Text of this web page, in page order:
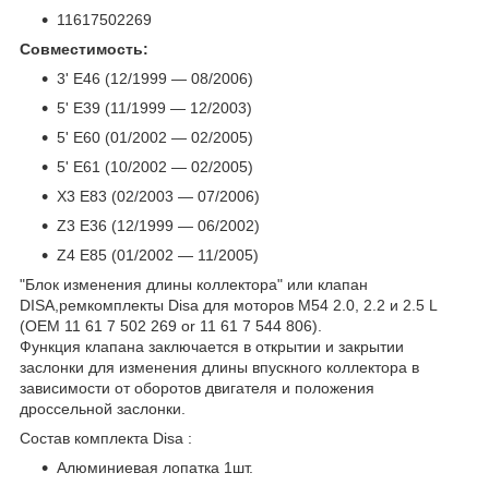
11617502269
Совместимость:
3' E46 (12/1999 — 08/2006)
5' E39 (11/1999 — 12/2003)
5' E60 (01/2002 — 02/2005)
5' E61 (10/2002 — 02/2005)
X3 E83 (02/2003 — 07/2006)
Z3 E36 (12/1999 — 06/2002)
Z4 E85 (01/2002 — 11/2005)
"Блок изменения длины коллектора" или клапан
DISA,ремкомплекты Disa для моторов M54 2.0, 2.2 и 2.5 L
(OEM 11 61 7 502 269 or 11 61 7 544 806).
Функция клапана заключается в открытии и закрытии
заслонки для изменения длины впускного коллектора в
зависимости от оборотов двигателя и положения
дроссельной заслонки.
Состав комплекта Disa :
Алюминиевая лопатка 1шт.